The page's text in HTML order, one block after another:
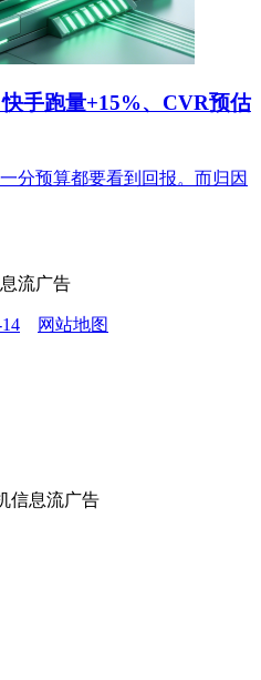
手跑量+15%、CVR预估
分预算都要看到回报。而归因
流广告
网站地图